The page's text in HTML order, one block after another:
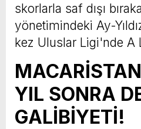
skorlarla saf dışı
yönetimindeki Ay-
kez Uluslar Ligi'nde A
YIL SONRA
GALİBİYETİ!